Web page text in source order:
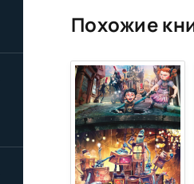
Похожие